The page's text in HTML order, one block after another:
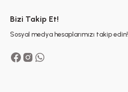
Bizi Takip Et!
Sosyal medya hesaplarımızı takip edin!